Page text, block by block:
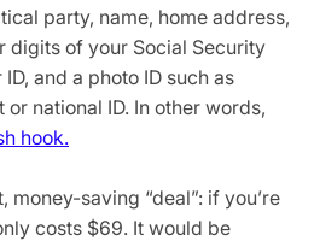
party, name, home address,
digits of your Social Security
and a photo ID such as
national ID. In other words,
hook.
money-saving “deal”: if you’re
costs $69. It would be